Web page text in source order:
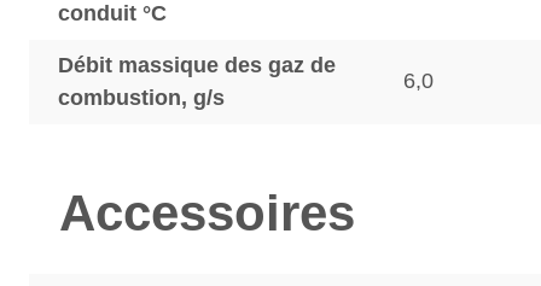
conduit °C
Débit massique des gaz de
combustion, g/s
6,0
Accessoires